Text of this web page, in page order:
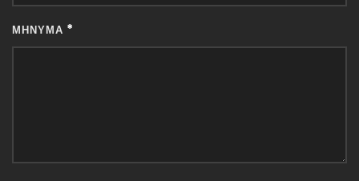
ΜΉΝΥΜΑ *